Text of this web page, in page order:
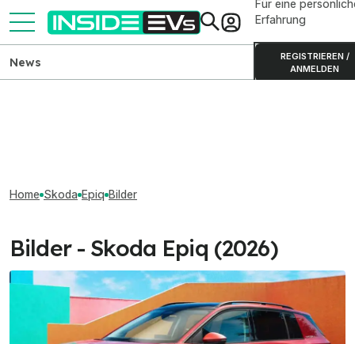
Für eine
Erfahrung
REGISTRIEREN /
ANMELDEN
News
Home Skoda Epiq Bilder
Bilder - Skoda Epiq (2026)